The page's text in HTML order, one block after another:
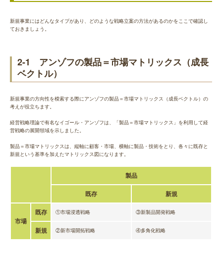
新規事業にはどんなタイプがあり、どのような戦略立案の方法があるのかをここで確認し
ておきましょう。
2-1 アンゾフの製品＝市場マトリックス（成長
ベクトル）
新規事業の方向性を模索する際にアンゾフの製品＝市場マトリックス（成長ベクトル）の
考えが役立ちます。
経営戦略理論で有名なイゴール・アンゾフは、「製品＝市場マトリックス」を利用して経
営戦略の展開領域を示しました。
製品＝市場マトリックスは、縦軸に顧客・市場、横軸に製品・技術をとり、各々に既存と
新規という基準を加えたマトリックス図になります。
製品
既存 新規
市場
既存 ①市場浸透戦略 ③新製品開発戦略
新規 ②新市場開拓戦略 ④多角化戦略